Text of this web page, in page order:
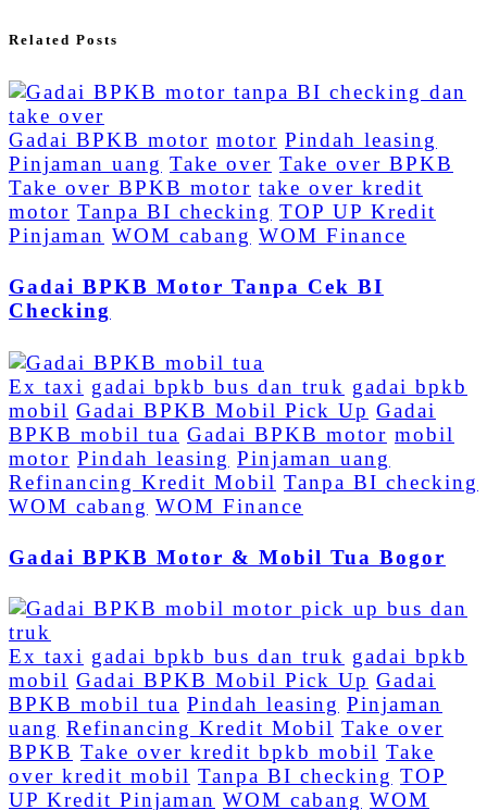
Related Posts
Gadai BPKB motor motor Pindah leasing
Pinjaman uang Take over Take over BPKB
Take over BPKB motor take over kredit
motor Tanpa BI checking TOP UP Kredit
Pinjaman WOM cabang WOM Finance
Gadai BPKB Motor Tanpa Cek BI
Checking
Ex taxi gadai bpkb bus dan truk gadai bpkb
mobil Gadai BPKB Mobil Pick Up Gadai
BPKB mobil tua Gadai BPKB motor mobil
motor Pindah leasing Pinjaman uang
Refinancing Kredit Mobil Tanpa BI checking
WOM cabang WOM Finance
Gadai BPKB Motor & Mobil Tua Bogor
Ex taxi gadai bpkb bus dan truk gadai bpkb
mobil Gadai BPKB Mobil Pick Up Gadai
BPKB mobil tua Pindah leasing Pinjaman
uang Refinancing Kredit Mobil Take over
BPKB Take over kredit bpkb mobil Take
over kredit mobil Tanpa BI checking TOP
UP Kredit Pinjaman WOM cabang WOM